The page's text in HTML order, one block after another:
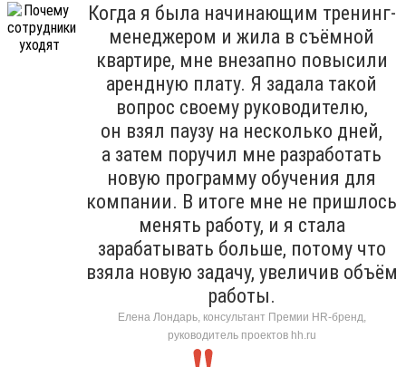
Когда я была начинающим тренинг-
менеджером и жила в съёмной
квартире, мне внезапно повысили
арендную плату. Я задала такой
вопрос своему руководителю,
он взял паузу на несколько дней,
а затем поручил мне разработать
новую программу обучения для
компании. В итоге мне не пришлось
менять работу, и я стала
зарабатывать больше, потому что
взяла новую задачу, увеличив объём
работы.
Елена Лондарь, консультант Премии HR-бренд,
руководитель проектов hh.ru